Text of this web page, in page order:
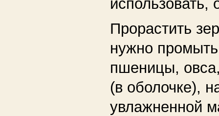
использовать,
Прорастить
нужно промыть
пшеницы,
(в оболочке),
увлажненной